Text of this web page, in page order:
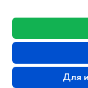
Для